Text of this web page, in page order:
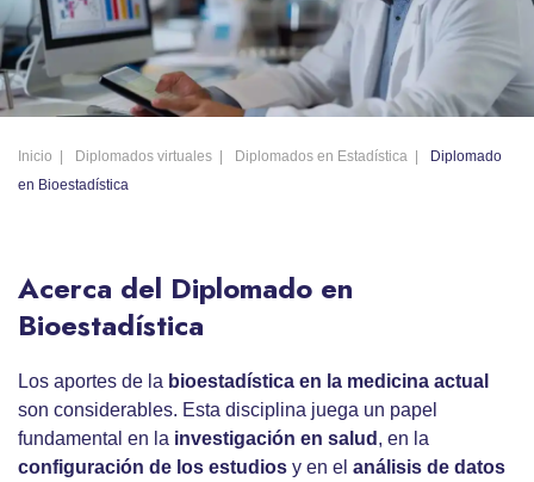
Inicio Diplomados virtuales Diplomados en Estadística
Diplomado
en Bioestadística
Acerca del Diplomado en
Bioestadística
Los aportes de la bioestadística en la medicina actual
son considerables. Esta disciplina juega un papel
fundamental en la investigación en salud , en la
configuración de los estudios y en el análisis de datos